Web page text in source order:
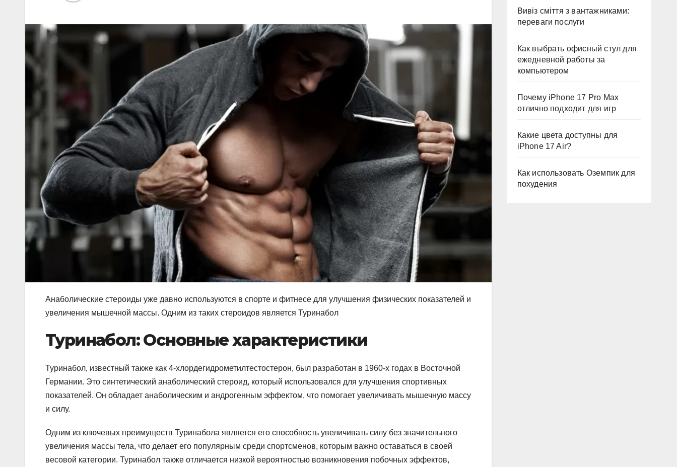
Анаболические стероиды уже давно используются в спорте и фитнесе для улучшения физических показателей и
увеличения мышечной массы. Одним из таких стероидов является Туринабол
Туринабол: Основные характеристики
Туринабол, известный также как 4-хлордегидрометилтестостерон, был разработан в 1960-х годах в Восточной
Германии. Это синтетический анаболический стероид, который использовался для улучшения спортивных
показателей. Он обладает анаболическим и андрогенным эффектом, что помогает увеличивать мышечную массу
и силу.
Одним из ключевых преимуществ Туринабола является его способность увеличивать силу без значительного
увеличения массы тела, что делает его популярным среди спортсменов, которым важно оставаться в своей
весовой категории. Туринабол также отличается низкой вероятностью возникновения побочных эффектов,
Вивіз сміття з вантажниками:
переваги послуги
Как выбрать офисный стул для
ежедневной работы за
компьютером
Почему iPhone 17 Pro Max
отлично подходит для игр
Какие цвета доступны для
iPhone 17 Air?
Как использовать Оземпик для
похудения